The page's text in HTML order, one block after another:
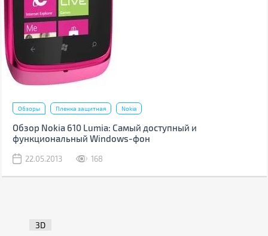
Обзоры Пленка защитная Nokia
Обзор Nokia 610 Lumia: Самый доступный и
функциональный Windows-фон
22.05.2013 168
3D